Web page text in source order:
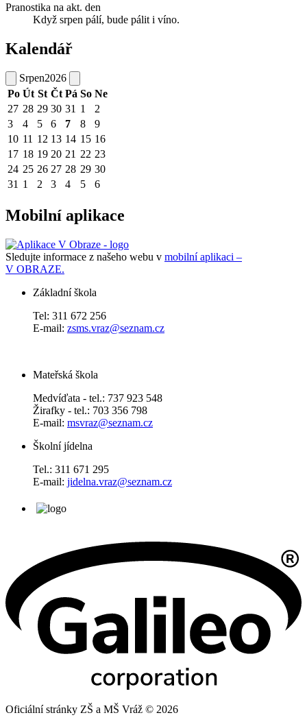
Pranostika na akt. den
Když srpen pálí, bude pálit i víno.
Kalendář
Srpen2026
Po Út St Čt Pá So Ne
27 28 29 30 31 1
2
3
4 5 6 7 8
9
10 11 12 13 14 15 16
17 18 19 20 21 22 23
24 25 26 27 28 29 30
31 1 2 3 4 5 6
Mobilní aplikace
Sledujte informace z našeho webu v mobilní aplikaci –
V OBRAZE.
Základní škola
Tel: 311 672 256
E-mail: zsms.vraz@seznam.cz
Mateřská škola
Medvíďata - tel.: 737 923 548
Žirafky - tel.: 703 356 798
E-mail: msvraz@seznam.cz
Školní jídelna
Tel.: 311 671 295
E-mail: jidelna.vraz@seznam.cz
Oficiální stránky ZŠ a MŠ Vráž © 2026